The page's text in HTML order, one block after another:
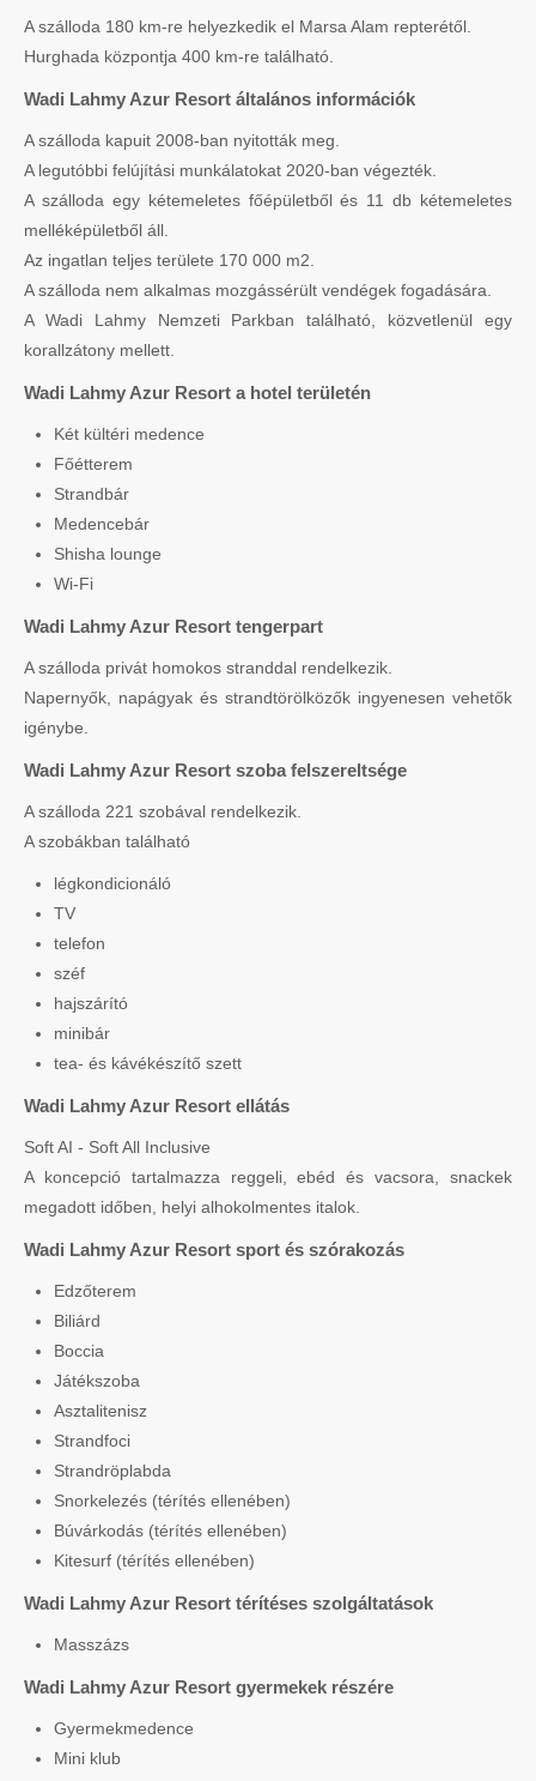
A szálloda 180 km-re helyezkedik el Marsa Alam repterétől.
Hurghada központja 400 km-re található.
Wadi Lahmy Azur Resort általános információk
A szálloda kapuit 2008-ban nyitották meg.
A legutóbbi felújítási munkálatokat 2020-ban végezték.
A szálloda egy kétemeletes főépületből és 11 db kétemeletes
melléképületből áll.
Az ingatlan teljes területe 170 000 m2.
A szálloda nem alkalmas mozgássérült vendégek fogadására.
A Wadi Lahmy Nemzeti Parkban található, közvetlenül egy
korallzátony mellett.
Wadi Lahmy Azur Resort a hotel területén
Két kültéri medence
Főétterem
Strandbár
Medencebár
Shisha lounge
Wi-Fi
Wadi Lahmy Azur Resort tengerpart
A szálloda privát homokos stranddal rendelkezik.
Napernyők, napágyak és strandtörölközők ingyenesen vehetők
igénybe.
Wadi Lahmy Azur Resort szoba felszereltsége
A szálloda 221 szobával rendelkezik.
A szobákban található
légkondicionáló
TV
telefon
széf
hajszárító
minibár
tea- és kávékészítő szett
Wadi Lahmy Azur Resort ellátás
Soft AI - Soft All Inclusive
A koncepció tartalmazza reggeli, ebéd és vacsora, snackek
megadott időben, helyi alhokolmentes italok.
Wadi Lahmy Azur Resort sport és szórakozás
Edzőterem
Biliárd
Boccia
Játékszoba
Asztalitenisz
Strandfoci
Strandröplabda
Snorkelezés (térítés ellenében)
Búvárkodás (térítés ellenében)
Kitesurf (térítés ellenében)
Wadi Lahmy Azur Resort térítéses szolgáltatások
Masszázs
Wadi Lahmy Azur Resort gyermekek részére
Gyermekmedence
Mini klub